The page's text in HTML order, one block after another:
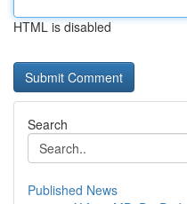
HTML is disabled
Search
Published News